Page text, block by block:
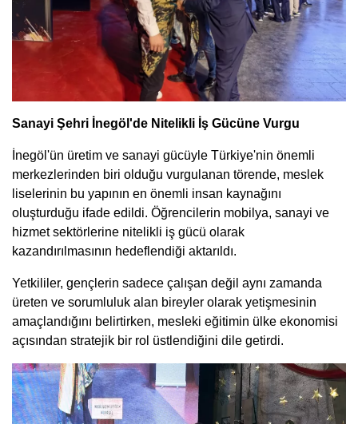
Sanayi Şehri İnegöl'de Nitelikli İş Gücüne Vurgu
İnegöl'ün üretim ve sanayi gücüyle Türkiye'nin önemli
merkezlerinden biri olduğu vurgulanan törende, meslek
liselerinin bu yapının en önemli insan kaynağını
oluşturduğu ifade edildi. Öğrencilerin mobilya, sanayi ve
hizmet sektörlerine nitelikli iş gücü olarak
kazandırılmasının hedeflendiği aktarıldı.
Yetkililer, gençlerin sadece çalışan değil aynı zamanda
üreten ve sorumluluk alan bireyler olarak yetişmesinin
amaçlandığını belirtirken, mesleki eğitimin ülke ekonomisi
açısından stratejik bir rol üstlendiğini dile getirdi.